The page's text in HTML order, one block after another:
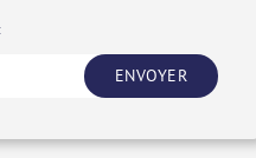
ENVOYER